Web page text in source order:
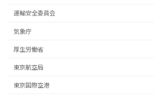
運輸安全委員会
気象庁
厚生労働省
東京航空局
東京国際空港